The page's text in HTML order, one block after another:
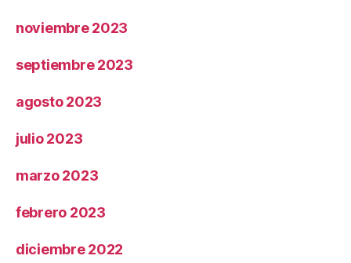
noviembre 2023
septiembre 2023
agosto 2023
julio 2023
marzo 2023
febrero 2023
diciembre 2022